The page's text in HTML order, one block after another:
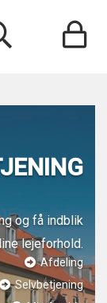
og få indblik
lejeforhold.
Afdeling
Selvbetjening